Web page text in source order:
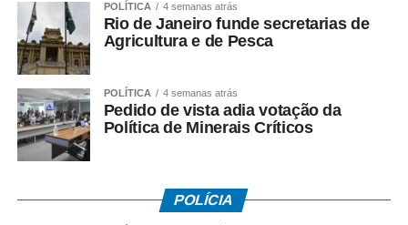
extraordinária.
COMENTE ABAIXO:
POLÍTICA 4 semanas atrás
Rio de Janeiro funde secretarias de
Agricultura e de Pesca
POLÍTICA 4 semanas atrás
Pedido de vista adia votação da
Política de Minerais Críticos
POLÍCIA